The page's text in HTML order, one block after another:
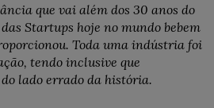
que vai além dos 30 anos do
Startups hoje no mundo bebem
Toda uma indústria foi
tendo inclusive que
lado errado da história.